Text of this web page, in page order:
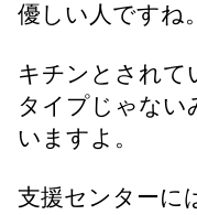
優しい人ですね。
キチンとされて
タイプじゃない
いますよ。
支援センターに